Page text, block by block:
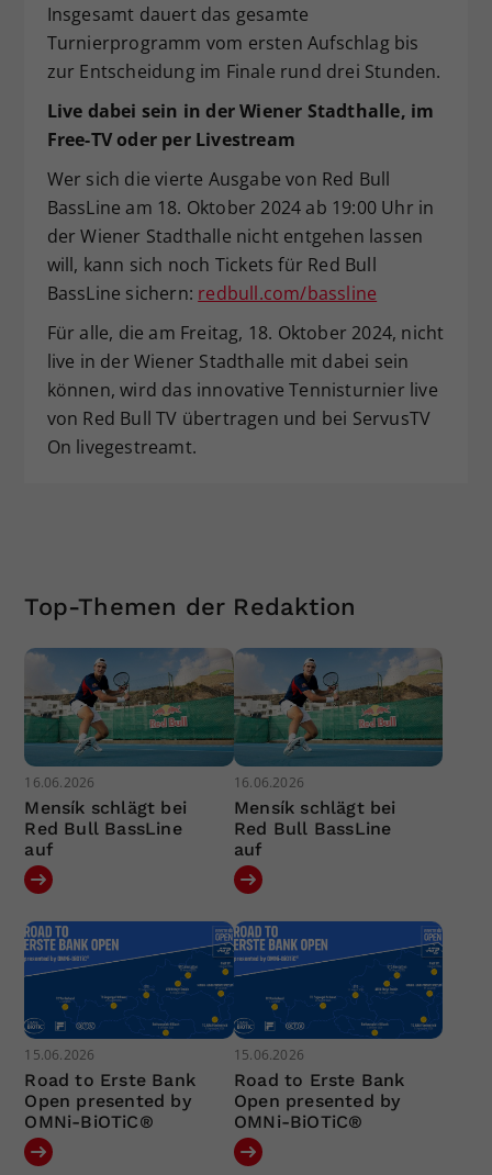
Insgesamt dauert das gesamte
Turnierprogramm vom ersten Aufschlag bis
zur Entscheidung im Finale rund drei Stunden.
Live dabei sein in der Wiener Stadthalle, im
Free-TV oder per Livestream
Wer sich die vierte Ausgabe von Red Bull
BassLine am 18. Oktober 2024 ab 19:00 Uhr in
der Wiener Stadthalle nicht entgehen lassen
will, kann sich noch Tickets für Red Bull
BassLine sichern: redbull.com/bassline
Für alle, die am Freitag, 18. Oktober 2024, nicht
live in der Wiener Stadthalle mit dabei sein
können, wird das innovative Tennisturnier live
von Red Bull TV übertragen und bei ServusTV
On livegestreamt.
Top-Themen der Redaktion
16.06.2026
Mensík schlägt bei
Red Bull BassLine
auf
16.06.2026
Mensík schlägt bei
Red Bull BassLine
auf
15.06.2026
Road to Erste Bank
Open presented by
OMNi-BiOTiC®
15.06.2026
Road to Erste Bank
Open presented by
OMNi-BiOTiC®